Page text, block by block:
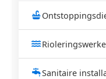
Sanitaire